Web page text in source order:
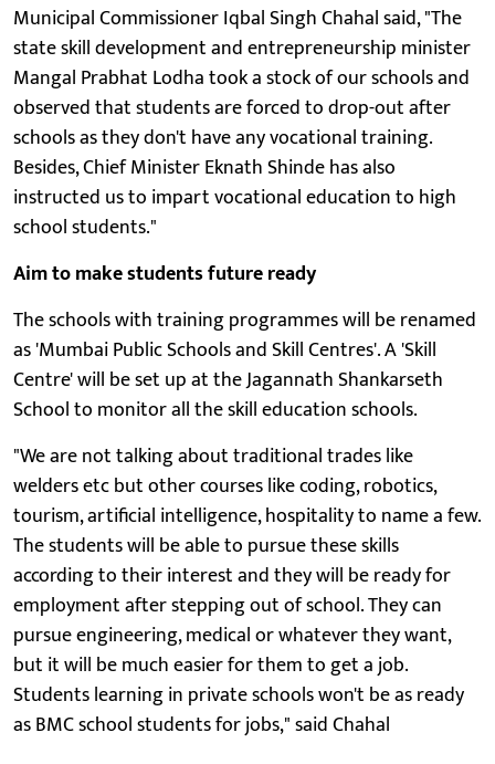
Municipal Commissioner Iqbal Singh Chahal said, "The
state skill development and entrepreneurship minister
Mangal Prabhat Lodha took a stock of our schools and
observed that students are forced to drop-out after
schools as they don't have any vocational training.
Besides, Chief Minister Eknath Shinde has also
instructed us to impart vocational education to high
school students."
Aim to make students future ready
The schools with training programmes will be renamed
as 'Mumbai Public Schools and Skill Centres'. A 'Skill
Centre' will be set up at the Jagannath Shankarseth
School to monitor all the skill education schools.
"We are not talking about traditional trades like
welders etc but other courses like coding, robotics,
tourism, artificial intelligence, hospitality to name a few.
The students will be able to pursue these skills
according to their interest and they will be ready for
employment after stepping out of school. They can
pursue engineering, medical or whatever they want,
but it will be much easier for them to get a job.
Students learning in private schools won't be as ready
as BMC school students for jobs," said Chahal